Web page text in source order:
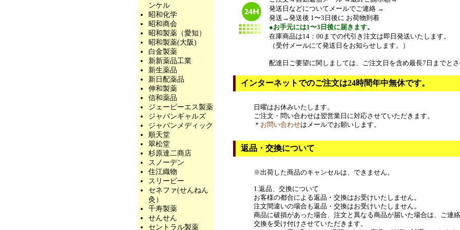
発送日などについてメールでご連絡 →
発送→発送後 1〜3日後に お荷物到着
●お手元には1〜3日後に届きます。
在庫商品は14：00までの代引き注文は即日発送いたします。
（受付メールにて発送日をお知らせします。）
配達日ご要望に関しましては、ご注文日を含め最長7日までとさ
インターネットでのご注文は24時間年中無休です。
日曜はお休みいたします。
ご注文・問い合わせは翌営業日に対応させていただきます。
＊ お問い合わせはメールでお願いします。
返品・交換について
※出荷した商品のキャンセルは、できません。
1.返品、交換について
お客様の都合による返品・交換はお受けいたしません。
注文間違いの場合も返品・交換はお受けいたしません。
商品に破損があった場合、注文と異なる商品が届いた場合は、ご連絡
交換を受け付けさせていただきます。
ンケル
昭和化学
昭和商会
昭和製薬（愛知）
昭和製薬(大阪)
白金製薬
新新薬品工業
新生薬品
新日配薬品
伸和製薬
信和薬品
ジェーピーエス製薬
ジャパンギャルズ
ジャパンメディック
順天堂
翠松堂
杉原達二商店
スノーデン
住江織物
スリービー
セネファ(せんねん
灸）
千寿製薬
せんせん
セントラル製薬